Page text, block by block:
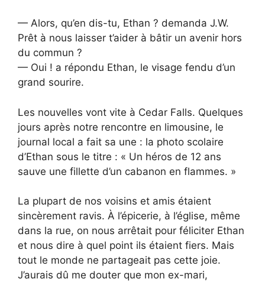
— Alors, qu’en dis-tu, Ethan ? demanda J.W.
Prêt à nous laisser t’aider à bâtir un avenir hors
du commun ?
— Oui ! a répondu Ethan, le visage fendu d’un
grand sourire.
Les nouvelles vont vite à Cedar Falls. Quelques
jours après notre rencontre en limousine, le
journal local a fait sa une : la photo scolaire
d’Ethan sous le titre : « Un héros de 12 ans
sauve une fillette d’un cabanon en flammes. »
La plupart de nos voisins et amis étaient
sincèrement ravis. À l’épicerie, à l’église, même
dans la rue, on nous arrêtait pour féliciter Ethan
et nous dire à quel point ils étaient fiers. Mais
tout le monde ne partageait pas cette joie.
J’aurais dû me douter que mon ex-mari,